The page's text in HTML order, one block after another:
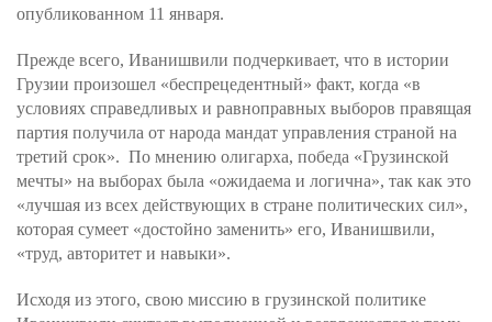
опубликованном 11 января.
Прежде всего, Иванишвили подчеркивает, что в истории
Грузии произошел «беспрецедентный» факт, когда «в
условиях справедливых и равноправных выборов правящая
партия получила от народа мандат управления страной на
третий срок». По мнению олигарха, победа «Грузинской
мечты» на выборах была «ожидаема и логична», так как это
«лучшая из всех действующих в стране политических сил»,
которая сумеет «достойно заменить» его, Иванишвили,
«труд, авторитет и навыки».
Исходя из этого, свою миссию в грузинской политике